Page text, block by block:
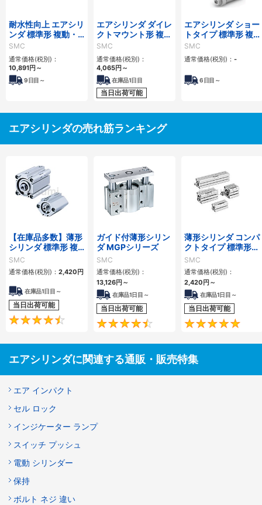
耐水性向上 エアシリ
ンダ 標準形 複動・
片ロッド CA2シリ
ーズ
SMC
通常価格(税別)：
10,891円 ～
9 日目～
エアシリンダ ダイレ
クトマウント形 複
動・片ロッド CJ2R
シリーズ
SMC
通常価格(税別)：
4,065円 ～
在庫品1日目
当日出荷可能
エアシリンダ ショー
トタイプ 標準形 複
動・片ロッド CM3
シリーズ
SMC
通常価格(税別)： -
6 日目～
エアシリンダの売れ筋ランキング
【在庫品多数】薄形
シリンダ 標準形 複
動・片ロッド CQ2
シリーズ
SMC
通常価格(税別)： 2,420 円
在庫品1日目～
当日出荷可能
4.5
ガイド付薄形シリン
ダ MGPシリーズ
SMC
通常価格(税別)：
13,126円 ～
在庫品1日目～
当日出荷可能
4.6
薄形シリンダ コンパ
クトタイプ 標準形
複動 片ロッド CQS
シリーズ
SMC
通常価格(税別)：
2,420 円 ～
在庫品1日目～
当日出荷可能
エアシリンダに関連する通販・販売特集
エア インパクト
セル ロック
インジケーター ランプ
スイッチ プッシュ
電動 シリンダー
保持
ボルト ネジ 違い